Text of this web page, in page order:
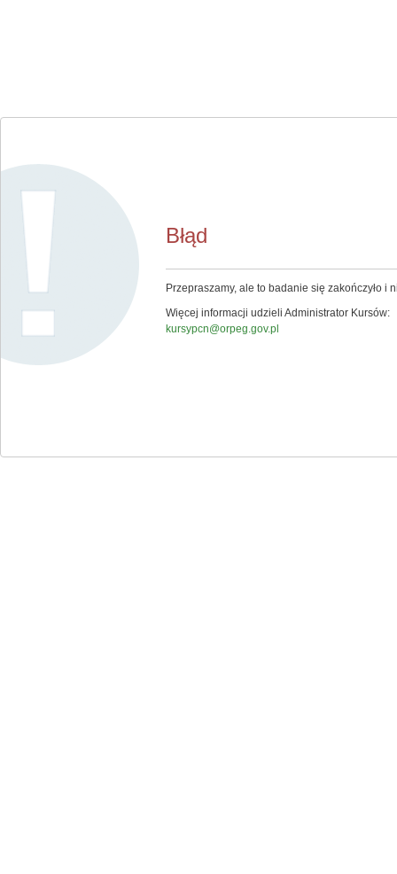
Błąd
Przepraszamy, ale to badanie się zakończyło i
Więcej informacji udzieli Administrator Kursów:
kursypcn@orpeg.gov.pl